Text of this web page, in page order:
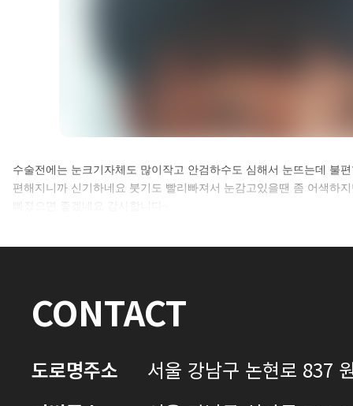
셀카후기 전체 내용은
로그인 후 확인하실 수 있습니다.
수술전에는 눈크기자체도 많이작고 안검하수도 심해서 눈뜨는데 불
편해지니까 신기하네요 붓기도 빨리빠져서 눈감고있을땐 좀 어색하
빠졌으면 좋겠네요 감사합니다~
CONTACT
도로명주소
서울 강남구 논현로 837